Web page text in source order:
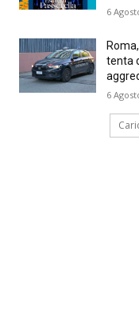
6
tenta
6